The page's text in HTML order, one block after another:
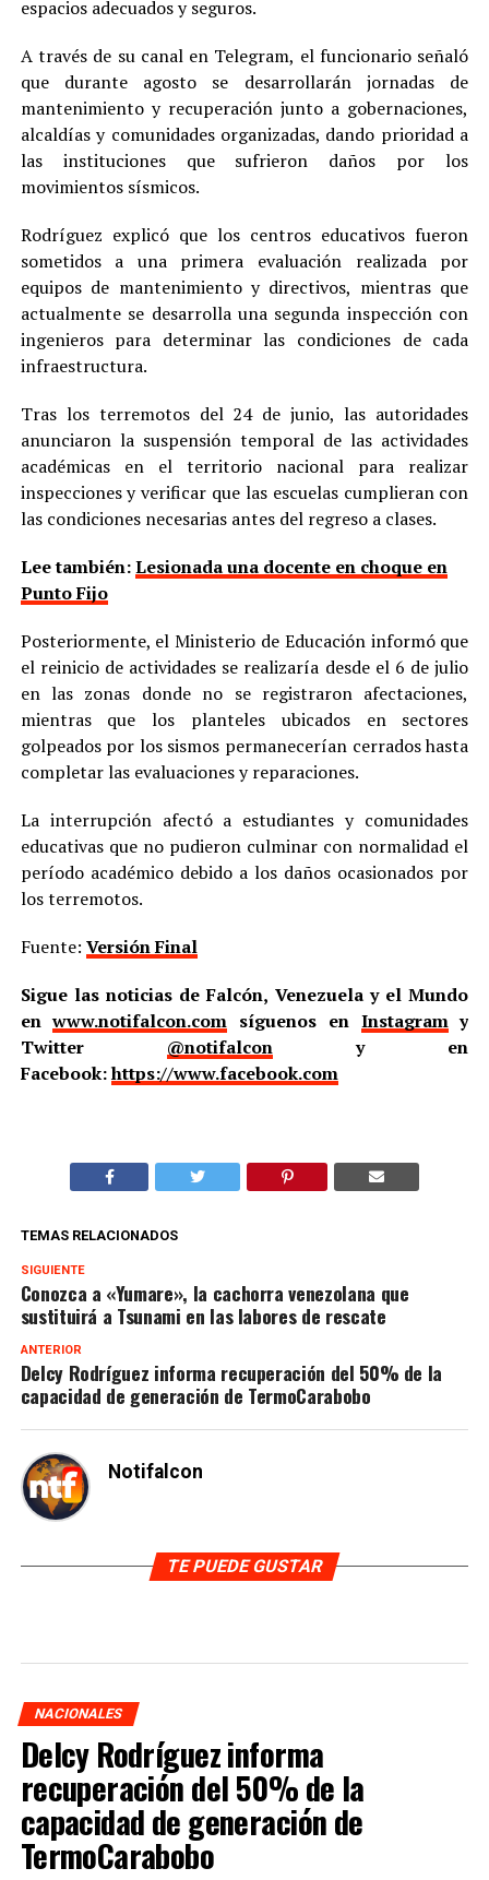
espacios adecuados y seguros.
A través de su canal en Telegram, el funcionario señaló
que durante agosto se desarrollarán jornadas de
mantenimiento y recuperación junto a gobernaciones,
alcaldías y comunidades organizadas, dando prioridad a
las instituciones que sufrieron daños por los
movimientos sísmicos.
Rodríguez explicó que los centros educativos fueron
sometidos a una primera evaluación realizada por
equipos de mantenimiento y directivos, mientras que
actualmente se desarrolla una segunda inspección con
ingenieros para determinar las condiciones de cada
infraestructura.
Tras los terremotos del 24 de junio, las autoridades
anunciaron la suspensión temporal de las actividades
académicas en el territorio nacional para realizar
inspecciones y verificar que las escuelas cumplieran con
las condiciones necesarias antes del regreso a clases.
Lee también:Lesionada una docente en choque en
Punto Fijo
Posteriormente, el Ministerio de Educación informó que
el reinicio de actividades se realizaría desde el 6 de julio
en las zonas donde no se registraron afectaciones,
mientras que los planteles ubicados en sectores
golpeados por los sismos permanecerían cerrados hasta
completar las evaluaciones y reparaciones.
La interrupción afectó a estudiantes y comunidades
educativas que no pudieron culminar con normalidad el
período académico debido a los daños ocasionados por
los terremotos.
Fuente: Versión Final
Sigue las noticias de Falcón, Venezuela y el Mundo
enwww.notifalcon.com síguenos en Instagramy
Twitter @notifalcony en
Facebook:https://www.facebook.com
TEMAS RELACIONADOS
SIGUIENTE
Conozca a «Yumare», la cachorra venezolana que
sustituirá a Tsunami en las labores de rescate
ANTERIOR
Delcy Rodríguez informa recuperación del 50% de la
capacidad de generación de TermoCarabobo
Notifalcon
TE PUEDE GUSTAR
NACIONALES
Delcy Rodríguez informa
recuperación del 50% de la
capacidad de generación de
TermoCarabobo